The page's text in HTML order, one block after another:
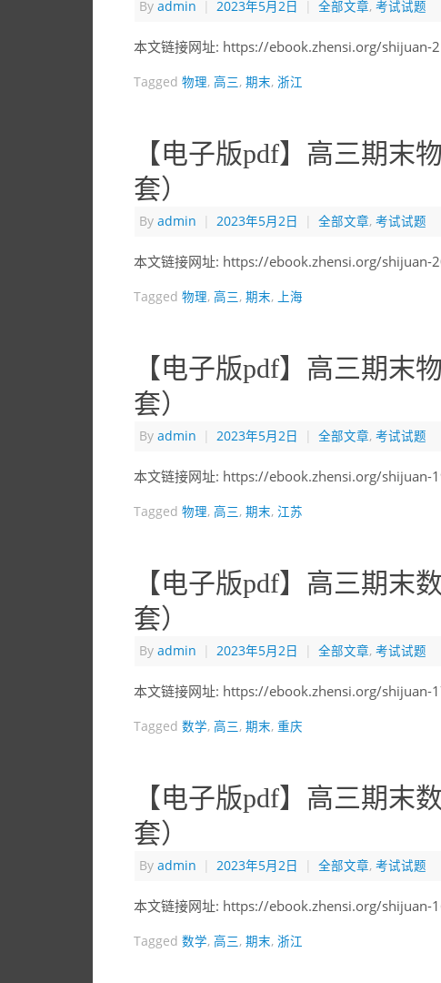
By admin | 2023年5月2日 | 全部文章, 考试试题
本文链接网址: https://ebook.zhensi.org/shijuan-
Tagged 物理, 高三, 期末, 浙江
【电子版pdf】高三期末
套）
By admin | 2023年5月2日 | 全部文章, 考试试题
本文链接网址: https://ebook.zhensi.org/shijuan-
Tagged 物理, 高三, 期末, 上海
【电子版pdf】高三期末
套）
By admin | 2023年5月2日 | 全部文章, 考试试题
本文链接网址: https://ebook.zhensi.org/shijuan-
Tagged 物理, 高三, 期末, 江苏
【电子版pdf】高三期末
套）
By admin | 2023年5月2日 | 全部文章, 考试试题
本文链接网址: https://ebook.zhensi.org/shijuan-
Tagged 数学, 高三, 期末, 重庆
【电子版pdf】高三期末
套）
By admin | 2023年5月2日 | 全部文章, 考试试题
本文链接网址: https://ebook.zhensi.org/shijuan-
Tagged 数学, 高三, 期末, 浙江